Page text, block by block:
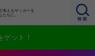
考えるサッカーを
たちに。
ゲット！